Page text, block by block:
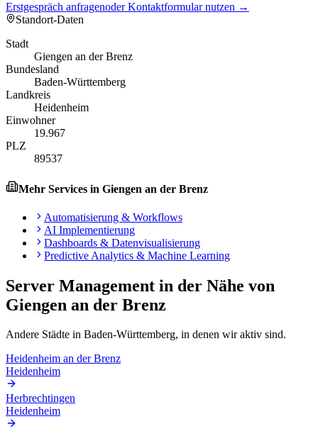
Erstgespräch anfragenoder Kontaktformular nutzen →
Standort-Daten
Stadt
Giengen an der Brenz
Bundesland
Baden-Württemberg
Landkreis
Heidenheim
Einwohner
19.967
PLZ
89537
Mehr Services in Giengen an der Brenz
Automatisierung & Workflows
AI Implementierung
Dashboards & Datenvisualisierung
Predictive Analytics & Machine Learning
Server Management in der Nähe von
Giengen an der Brenz
Andere Städte in Baden-Württemberg, in denen wir aktiv sind.
Heidenheim an der Brenz
Heidenheim
Herbrechtingen
Heidenheim